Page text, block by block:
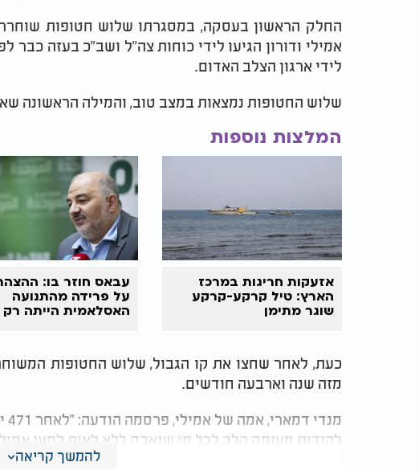
החלק הראשון בעסקה, במסגרתו שלוש חטופות
לידי ארגון הצלב האדום.
שלוש החטופות נמצאות במצב טוב, והמילה הראשונה
המלצות נוספות
אזעקות חריגות במרכז
הארץ: טיל קרקע-קרקע
שוגר מתימן
עבאס חוזר בו:
על פרידה מהתנועה
האסלאמית הייתה רק
כעת, לאחר שחצו את קו הגבול, שלוש החטופות
מזה שנה וארבעה חודשים.
להודות מעומק הלב לכל מי שנאבק ללא לאות למען
שהשמיע את קולה וקרא בשמה, בישראל, באנגליה,
להמשך קריאה